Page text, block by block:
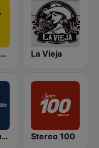
Emisoras Unidas Quetzaltenango 91.1 La Vieja
Nuevo Mundo Stereo 100